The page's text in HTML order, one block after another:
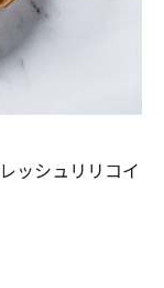
ッシュリリコイ